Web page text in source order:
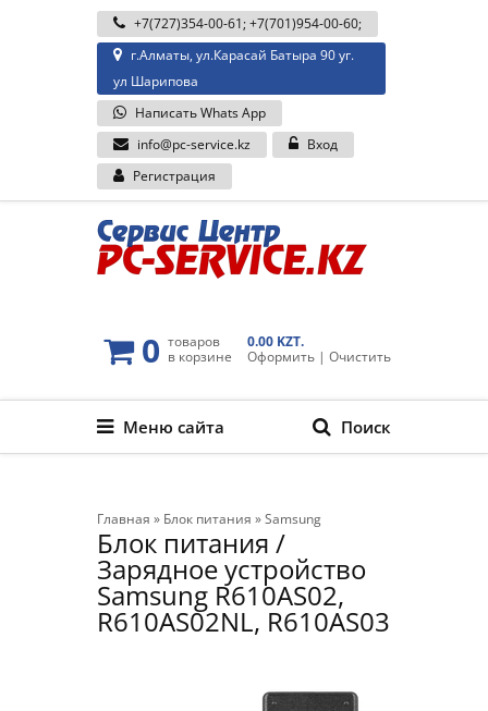
+7(727)354-00-61;+7(701)954-00-60;
г.Алматы, ул.Карасай Батыра 90 уг.
ул Шарипова
Написать Whats App
info@pc-service.kz
Вход
Регистрация
0 товаров
в корзине
0.00 KZT.
Оформить | Очистить
Меню сайта Поиск
Главная » Блок питания »Samsung
Блок питания /
Зарядное устройство
Samsung R610AS02,
R610AS02NL, R610AS03